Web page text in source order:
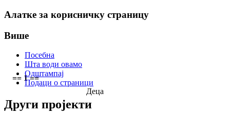
== 1 ==
Деца
Алатке за корисничку страницу
Више
Посебна
Шта води овамо
Одштампај
Подаци о страници
Други пројекти